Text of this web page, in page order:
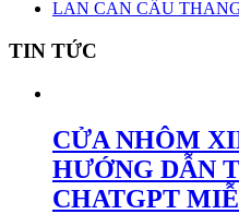
LAN CAN CẦU
TIN TỨC
CỬA NHÔM
HƯỚNG DẪN
CHATGPT